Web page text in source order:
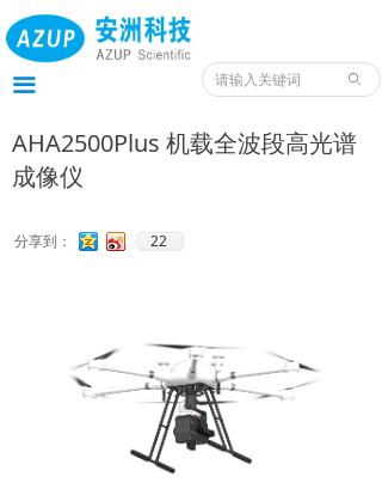
끀
首页
产品
服务
应用
案例
服务预约入口
ꄙ
AHA2500Plus 机载全波段高光谱
成像仪
分享到： 22